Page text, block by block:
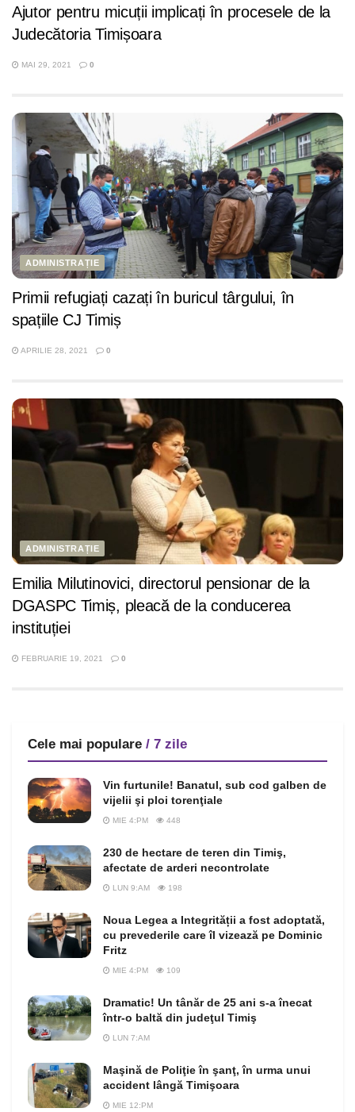
Ajutor pentru micuții implicați în procesele de la
Judecătoria Timișoara
MAI 29, 2021 0
ADMINISTRAȚIE
Primii refugiați cazați în buricul târgului, în
spațiile CJ Timiș
APRILIE 28, 2021 0
ADMINISTRAȚIE
Emilia Milutinovici, directorul pensionar de la
DGASPC Timiș, pleacă de la conducerea
instituției
FEBRUARIE 19, 2021 0
Cele mai populare / 7 zile
Vin furtunile! Banatul, sub cod galben de
vijelii şi ploi torenţiale
MIE 4:PM 448
230 de hectare de teren din Timiş,
afectate de arderi necontrolate
LUN 9:AM 198
Noua Legea a Integrității a fost adoptată,
cu prevederile care îl vizează pe Dominic
Fritz
MIE 4:PM 109
Dramatic! Un tânăr de 25 ani s-a înecat
într-o baltă din judeţul Timiş
LUN 7:AM
Maşină de Poliţie în şanţ, în urma unui
accident lângă Timişoara
MIE 12:PM